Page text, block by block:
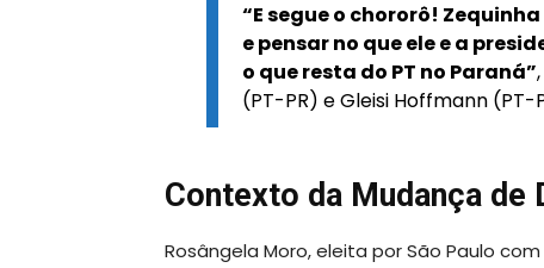
“E segue o chororô!
e pensar no que ele e a
o que resta do PT no Paraná”
(PT-PR) e Gleisi Hoffmann (PT-
Contexto da Mudança de
Rosângela Moro, eleita por São Paulo